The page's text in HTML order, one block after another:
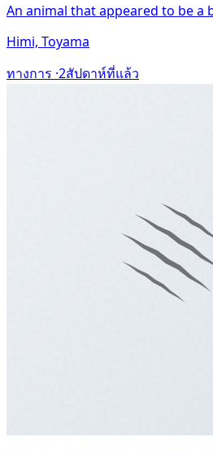
An animal that appeared to be a
Himi, Toyama
ทางการ ·2สัปดาห์ที่แล้ว